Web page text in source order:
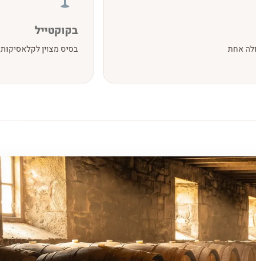
אחת
בקוקטייל
בסיס מצוין לקלאסיקות